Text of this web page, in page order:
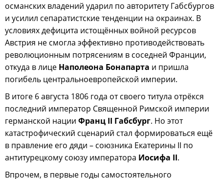
османских владений ударил по авторитету Габсбургов
и усилил сепаратистские тенденции на окраинах. В
условиях дефицита истощённых войной ресурсов
Австрия не смогла эффективно противодействовать
революционным потрясениям в соседней Франции,
откуда в лице Наполеона Бонапарта и пришла
погибель центральноевропейской империи.
В итоге 6 августа 1806 года от своего титула отрёкся
последний император Священной Римской империи
германской нации Франц II Габсбург. Но этот
катастрофический сценарий стал формироваться ещё
в правление его дяди – союзника Екатерины II по
антитурецкому союзу императора Иосифа II.
Впрочем, в первые годы самостоятельного